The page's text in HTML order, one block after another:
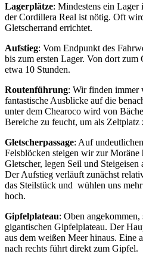
Lagerplätze: Mindestens ein Lager
der Cordillera Real ist nötig. Oft
Gletscherrand errichtet.
Aufstieg: Vom Endpunkt des
bis zum ersten Lager. Von dort
etwa 10 Stunden.
Routenführung: Wir finden immer
fantastische Ausblicke auf die
unter dem Chearoco wird von
Bereiche zu feucht, um als Zeltplatz
Gletscherpassage: Auf
Felsblöcken steigen wir zur
Gletscher, legen Seil und
Der Aufstieg verläuft zunächst
das Steilstück und wühlen uns
hoch.
Gipfelplateau: Oben
gigantischen Gipfelplateau. Der
aus dem weißen Meer hinaus. Eine
nach rechts führt direkt zum Gipfel.